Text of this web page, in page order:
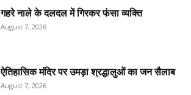
गहरे नाले के दलदल में गिरकर फंसा व्यक्ति
August 7, 2026
ऐतिहासिक मंदिर पर उमड़ा श्रद्धालुओं का जन सैलाब
August 7, 2026